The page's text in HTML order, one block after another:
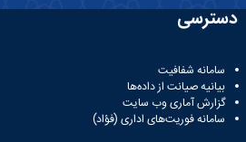
دسترسی
سامانه شفافیت
بیانیه صیانت از داده‌ها
گزارش آماری وب‌ سایت
سامانه فوریت‌های اداری (فؤاد)